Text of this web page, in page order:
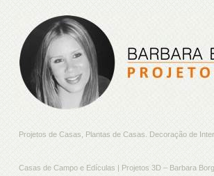
Projetos de Casas, Plantas de Casas. Decoração de
Casas de Campo e Edículas | Projetos 3D – Barbara